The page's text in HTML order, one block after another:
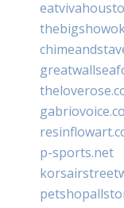
p-sports.net